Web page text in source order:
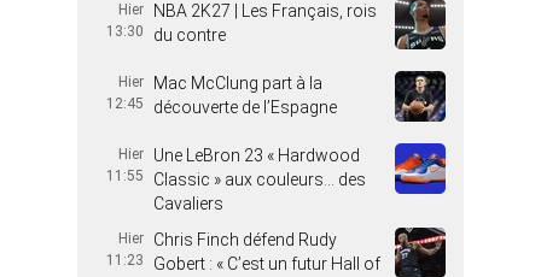
Hier
13:30
NBA 2K27 | Les Français, rois
du contre
Hier
12:45
Mac McClung part à la
découverte de l’Espagne
Hier
11:55
Une LeBron 23 « Hardwood
Classic » aux couleurs… des
Cavaliers
Hier
11:23
Chris Finch défend Rudy
Gobert : « C’est un futur Hall of